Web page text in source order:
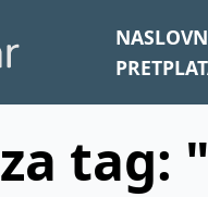
tag: